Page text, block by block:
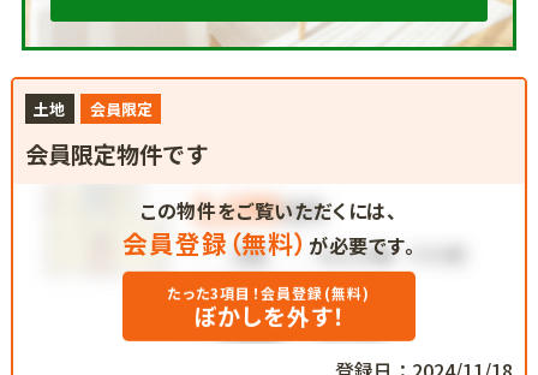
土地 会員限定
会員限定物件です
この物件をご覧いただくには、
会員登録（無料） が必要です。
たった3項目！会員登録(無料)
ぼかしを外す！